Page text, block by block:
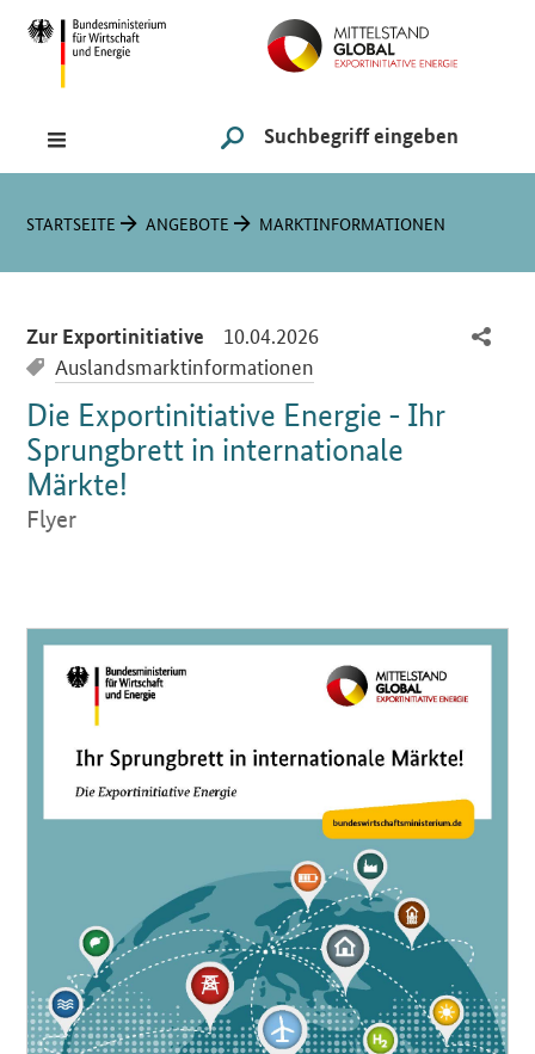
Suche
SUCHE STARTEN
Sie sind hier:
STARTSEITE ANGEBOTE MARKTINFORMATIONEN
Zur Exportinitiative 10.04.2026
Auslandsmarktinformationen
Die Exportinitiative Energie - Ihr
Sprungbrett in internationale
Märkte!
Flyer